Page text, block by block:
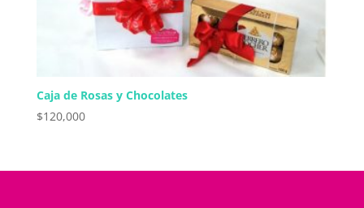
Caja de Rosas y Chocolates
$120,000